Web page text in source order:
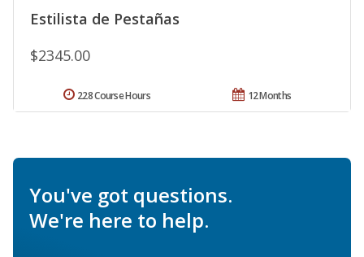
Estilista de Pestañas
$2345.00
12 Months
228 Course Hours
You've got questions.
We're here to help.